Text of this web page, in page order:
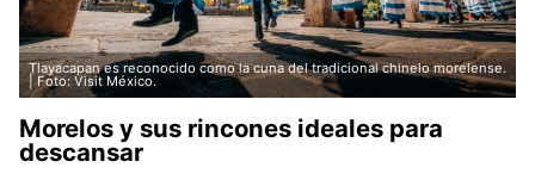
Tlayacapan es reconocido como la cuna del tradicional chinelo morelense.
| Foto: Visit México.
Morelos y sus rincones ideales para
descansar